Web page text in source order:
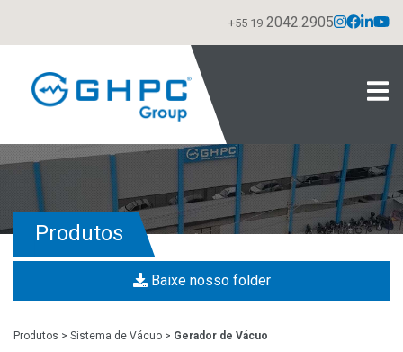
+55 19 2042.2905
Produtos
Baixe nosso folder
Produtos > Sistema de Vácuo > Gerador de Vácuo